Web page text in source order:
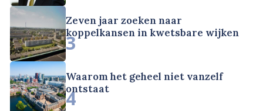
Zeven jaar zoeken naar
koppelkansen in kwetsbare wijken
3
Waarom het geheel niet vanzelf
ontstaat
4